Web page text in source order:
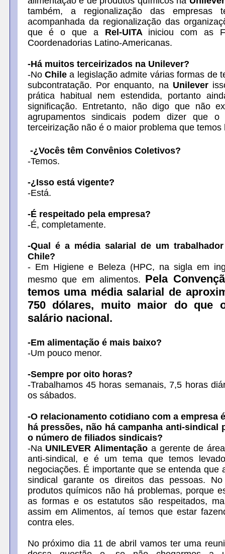
também, a regionalização das empresas
acompanhada da regionalização das
que é o que a Rel-UITA iniciou com as
Coordenadorias Latino-Americanas.
-Há muitos terceirizados na Unilever?
-No Chilea legislação admite várias formas de
subcontratação. Por enquanto, na Unilever
prática habitual nem estendida, portanto
significação. Entretanto, não digo que não
agrupamentos sindicais podem dizer que o
terceirização não é o maior problema que temos
-¿Vocês têm Convênios Coletivos?
-Temos.
-¿Isso está vigente?
-Está.
-É respeitado pela empresa?
-É, completamente.
-Qual é a média salarial de um
Chile?
- Em Higiene e Beleza (HPC, na sigla em
mesmo que em alimentos. Pela
temos uma média salarial de
750 dólares, muito maior do que
salário nacional.
-Em alimentação é mais baixo?
-Um pouco menor.
-Sempre por oito horas?
-Trabalhamos 45 horas semanais, 7,5 horas
os sábados.
-O relacionamento cotidiano com a empresa
há pressões, não há campanha anti-sindical
o número de filiados sindicais?
-Na UNILEVER Alimentação a gerente de
anti-sindical, e é um tema que temos
negociações. É importante que se entenda que
sindical garante os direitos das pessoas.
produtos químicos não há problemas, porque
as formas e os estatutos são respeitados,
assim em Alimentos, aí temos que estar
contra eles.
No próximo dia 11 de abril vamos ter uma